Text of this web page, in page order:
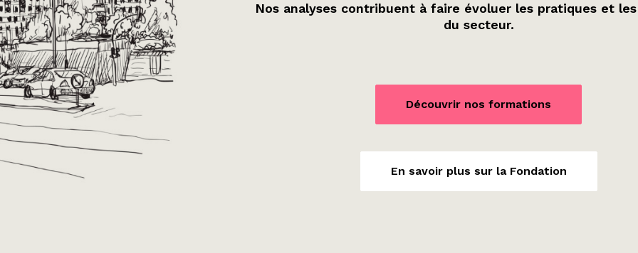
Nos analyses contribuent à faire évoluer les pratiques et
du secteur.
Découvrir nos formations
En savoir plus sur la Fondation